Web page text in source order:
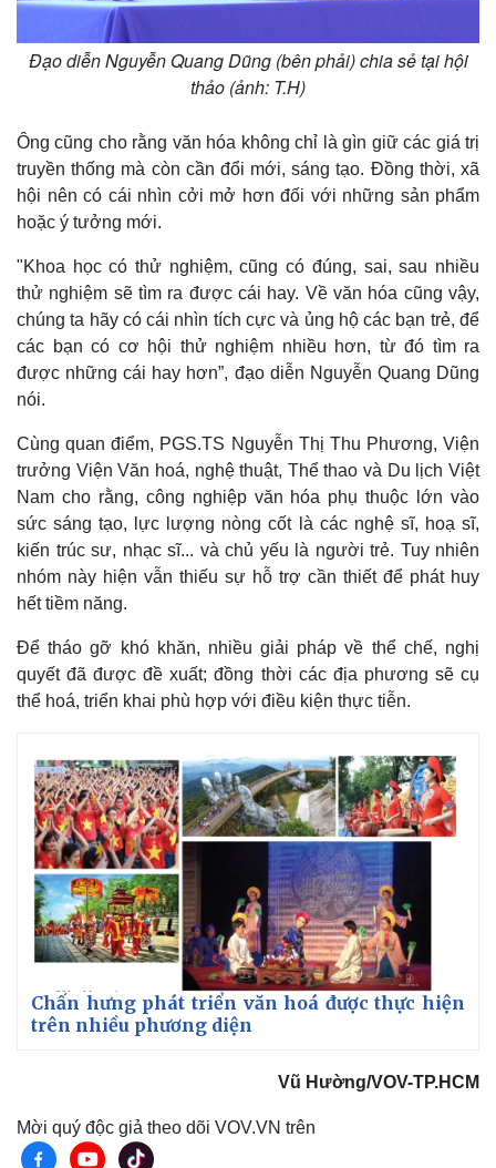
Đạo diễn Nguyễn Quang Dũng (bên phải) chia sẻ tại hội
thảo (ảnh: T.H)
Ông cũng cho rằng văn hóa không chỉ là gìn giữ các giá trị
truyền thống mà còn cần đổi mới, sáng tạo. Đồng thời, xã
hội nên có cái nhìn cởi mở hơn đối với những sản phẩm
hoặc ý tưởng mới.
"Khoa học có thử nghiệm, cũng có đúng, sai, sau nhiều
thử nghiệm sẽ tìm ra được cái hay. Về văn hóa cũng vậy,
chúng ta hãy có cái nhìn tích cực và ủng hộ các bạn trẻ, để
các bạn có cơ hội thử nghiệm nhiều hơn, từ đó tìm ra
được những cái hay hơn”, đạo diễn Nguyễn Quang Dũng
nói.
Cùng quan điểm, PGS.TS Nguyễn Thị Thu Phương, Viện
trưởng Viện Văn hoá, nghệ thuật, Thể thao và Du lịch Việt
Nam cho rằng, công nghiệp văn hóa phụ thuộc lớn vào
sức sáng tạo, lực lượng nòng cốt là các nghệ sĩ, hoạ sĩ,
kiến trúc sư, nhạc sĩ... và chủ yếu là người trẻ. Tuy nhiên
nhóm này hiện vẫn thiếu sự hỗ trợ cần thiết để phát huy
hết tiềm năng.
Để tháo gỡ khó khăn, nhiều giải pháp về thể chế, nghị
quyết đã được đề xuất; đồng thời các địa phương sẽ cụ
thể hoá, triển khai phù hợp với điều kiện thực tiễn.
Chấn hưng phát triển văn hoá được thực hiện
trên nhiều phương diện
Vũ Hường/VOV-TP.HCM
Mời quý độc giả theo dõi VOV.VN trên